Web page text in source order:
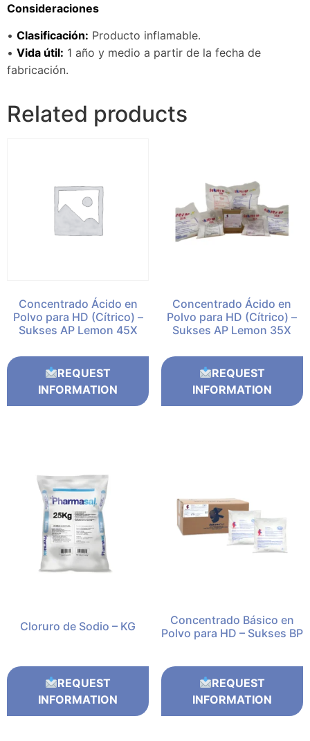
Consideraciones
• Clasificación: Producto inflamable.
• Vida útil: 1 año y medio a partir de la fecha de
fabricación.
Related products
Concentrado Ácido en
Polvo para HD (Cítrico) –
Sukses AP Lemon 45X
REQUEST
INFORMATION
Concentrado Ácido en
Polvo para HD (Cítrico) –
Sukses AP Lemon 35X
REQUEST
INFORMATION
Cloruro de Sodio – KG
REQUEST
INFORMATION
Concentrado Básico en
Polvo para HD – Sukses BP
REQUEST
INFORMATION